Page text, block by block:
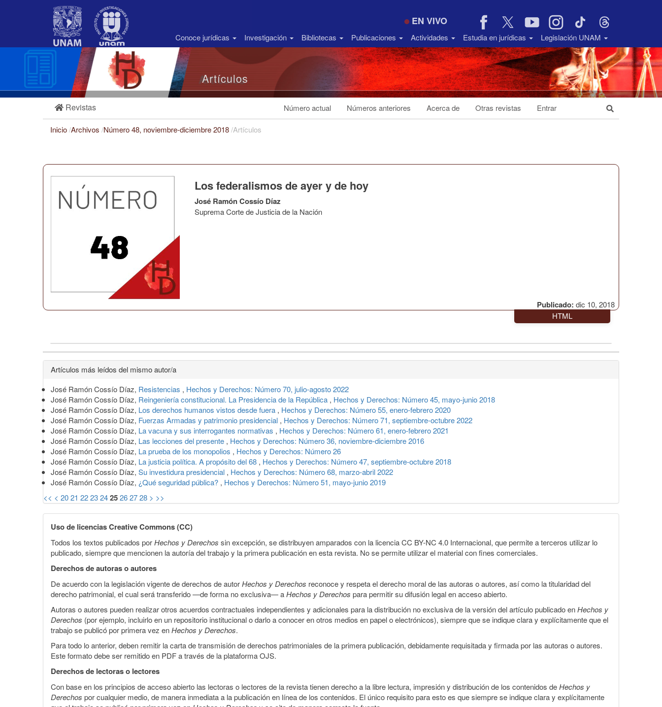
Barra
EN VIVO
Conoce jurídicas Investigación Bibliotecas Publicaciones Actividades Estudia en jurídicas Legislación UNAM
Artículos
Revistas Número actual Números anteriores Acerca de Otras revistas Entrar
Inicio/Archivos /Número 48, noviembre-diciembre 2018/Artículos
Publicado: dic 10, 2018
Los federalismos de ayer y de hoy
José Ramón Cossío Díaz
Suprema Corte de Justicia de la Nación
HTML
Detalles
del
artículo
Artículos más leídos del mismo autor/a
José Ramón Cossío Díaz, Resistencias , Hechos y Derechos: Número 70, julio-agosto 2022
José Ramón Cossío Díaz, Reingeniería constitucional. La Presidencia de la República , Hechos y Derechos: Número 45, mayo-junio 2018
José Ramón Cossío Díaz, Los derechos humanos vistos desde fuera , Hechos y Derechos: Número 55, enero-febrero 2020
José Ramón Cossío Díaz, Fuerzas Armadas y patrimonio presidencial , Hechos y Derechos: Número 71, septiembre-octubre 2022
José Ramón Cossío Díaz, La vacuna y sus interrogantes normativas , Hechos y Derechos: Número 61, enero-febrero 2021
José Ramón Cossío Díaz, Las lecciones del presente , Hechos y Derechos: Número 36, noviembre-diciembre 2016
José Ramón Cossío Díaz, La prueba de los monopolios , Hechos y Derechos: Número 26
José Ramón Cossío Díaz, La justicia política. A propósito del 68 , Hechos y Derechos: Número 47, septiembre-octubre 2018
José Ramón Cossío Díaz, Su investidura presidencial , Hechos y Derechos: Número 68, marzo-abril 2022
José Ramón Cossío Díaz, ¿Qué seguridad pública? , Hechos y Derechos: Número 51, mayo-junio 2019
<< < 2021 22232425262728 > >>
Uso de licencias Creative Commons (CC)
Todos los textos publicados porHechos y Derechos sin excepción, se distribuyen amparados con la licencia CC BY-NC 4.0 Internacional, que permite a terceros utilizar lo
publicado, siempre que mencionen la autoría del trabajo y la primera publicación en esta revista. No se permite utilizar el material con fines comerciales.
Derechos de autoras o autores
De acuerdo con la legislación vigente de derechos de autorHechos y Derechos reconoce y respeta el derecho moral de las autoras o autores, así como la titularidad del
derecho patrimonial, el cual será transferido —de forma no exclusiva— aHechos y Derechos para permitir su difusión legal en acceso abierto.
Autoras o autores pueden realizar otros acuerdos contractuales independientes y adicionales para la distribución no exclusiva de la versión del artículo publicado enHechos y
Derechos (por ejemplo, incluirlo en un repositorio institucional o darlo a conocer en otros medios en papel o electrónicos), siempre que se indique clara y explícitamente que el
trabajo se publicó por primera vez enHechos y Derechos.
Para todo lo anterior, deben remitir la carta de transmisión de derechos patrimoniales de la primera publicación, debidamente requisitada y firmada por las autoras o autores.
Este formato debe ser remitido en PDF a través de la plataforma OJS.
Derechos de lectoras o lectores
Con base en los principios de acceso abierto las lectoras o lectores de la revista tienen derecho a la libre lectura, impresión y distribución de los contenidos deHechos y
Derechos por cualquier medio, de manera inmediata a la publicación en línea de los contenidos. El único requisito para esto es que siempre se indique clara y explícitamente